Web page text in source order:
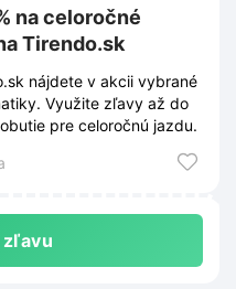
na celoročné
Tirendo.sk
nájdete v akcii vybrané
Využite zľavy až do
pre celoročnú jazdu.